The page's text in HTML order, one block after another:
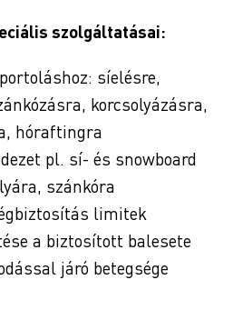
szolgáltatásai:
síelésre,
korcsolyázásra,
hóraftingra
pl. sí- és snowboard
szánkóra
limitek
a biztosított balesete
járó betegsége